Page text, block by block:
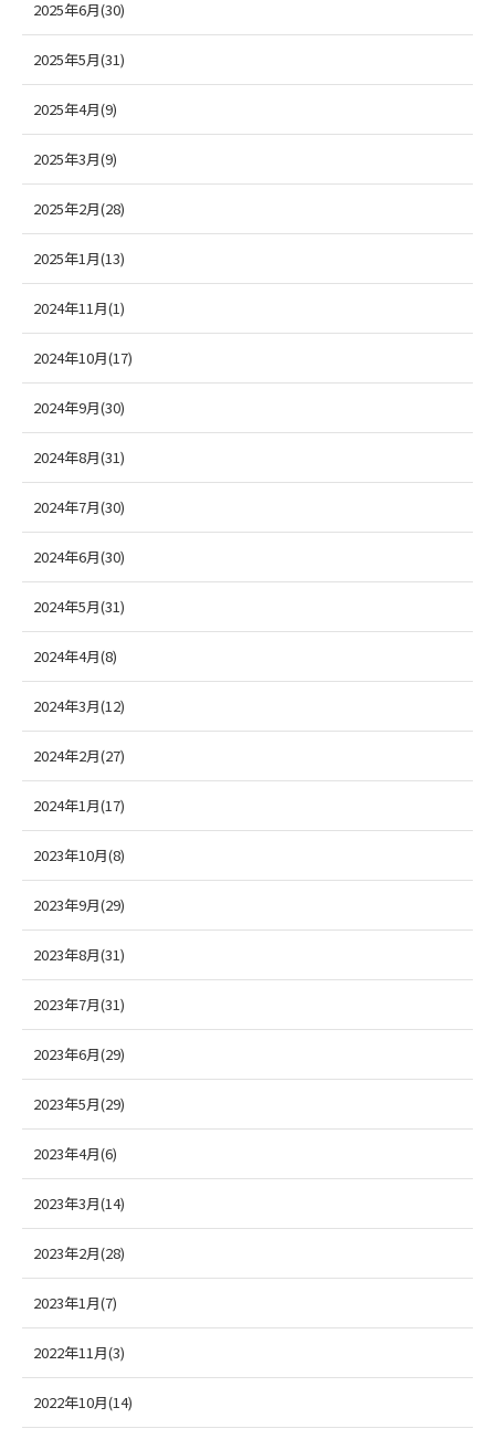
2025年6月(30)
2025年5月(31)
2025年4月(9)
2025年3月(9)
2025年2月(28)
2025年1月(13)
2024年11月(1)
2024年10月(17)
2024年9月(30)
2024年8月(31)
2024年7月(30)
2024年6月(30)
2024年5月(31)
2024年4月(8)
2024年3月(12)
2024年2月(27)
2024年1月(17)
2023年10月(8)
2023年9月(29)
2023年8月(31)
2023年7月(31)
2023年6月(29)
2023年5月(29)
2023年4月(6)
2023年3月(14)
2023年2月(28)
2023年1月(7)
2022年11月(3)
2022年10月(14)